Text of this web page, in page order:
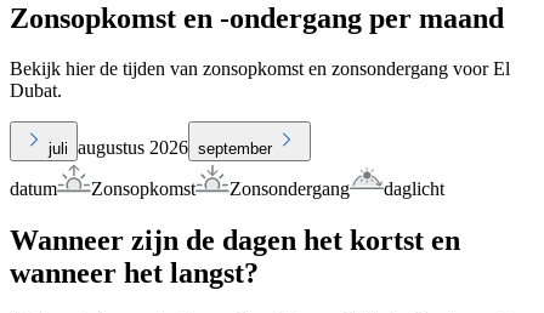
Zonsopkomst en -ondergang per maand
Bekijk hier de tijden van zonsopkomst en zonsondergang voor El
Dubat.
juli augustus 2026 september
datum Zonsopkomst Zonsondergang daglicht
Wanneer zijn de dagen het kortst en
wanneer het langst?